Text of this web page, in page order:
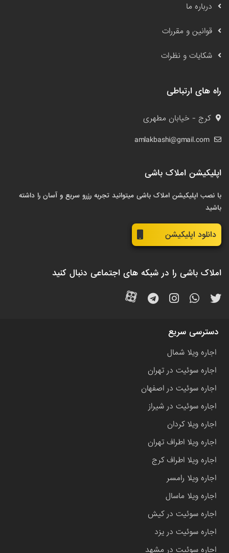
درباره ما
قوانین و مقررات
شکایات و نظرات
راه های ارتباطی
کرج - خیابان مطهری
amlakbashi@gmail.com
اپلیکیشن املاک باشی
با نصب اپلیکیشن املاک باشی میتوانید تجربه رزرو سریع و آسان را داشته
باشید
دانلود اپلیکیشن
املاک باشی را در شبکه های اجتماعی دنبال کنید
دسترسی سریع
اجاره ویلا شمال
اجاره سوئیت در تهران
اجاره سوئیت در اصفهان
اجاره سوئیت در شیراز
اجاره ویلا کردان
اجاره ویلا اطراف تهران
اجاره ویلا اطراف کرج
اجاره ویلا رامسر
اجاره ویلا ماسال
اجاره سوئیت در کیش
اجاره سوئیت در یزد
اجاره سوئیت در مشهد